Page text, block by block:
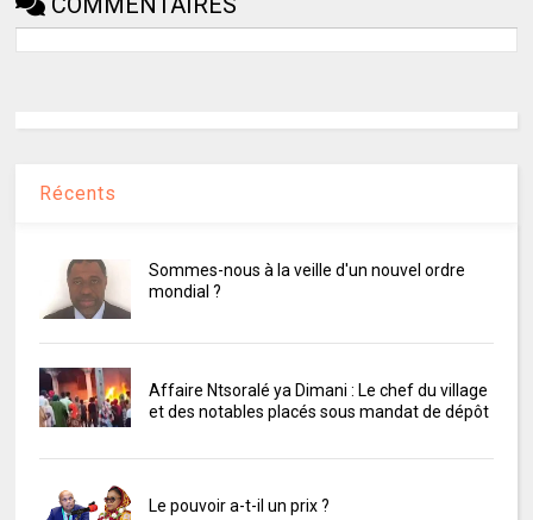
Récents
Sommes-nous à la veille d'un nouvel ordre
mondial ?
Affaire Ntsoralé ya Dimani : Le chef du village
et des notables placés sous mandat de dépôt
Le pouvoir a-t-il un prix ?